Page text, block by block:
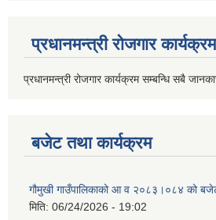
प्रधानमन्त्री रोजगार कार्यक्रम
प्रधानमन्त्री रोजगार कार्यक्रम सम्बन्धि सबै
बजेट तथा कार्यक्रम
गौमुखी गाउँपालिकाको आ व २०८३।०८४ को
मिति: 06/24/2026 - 19:02